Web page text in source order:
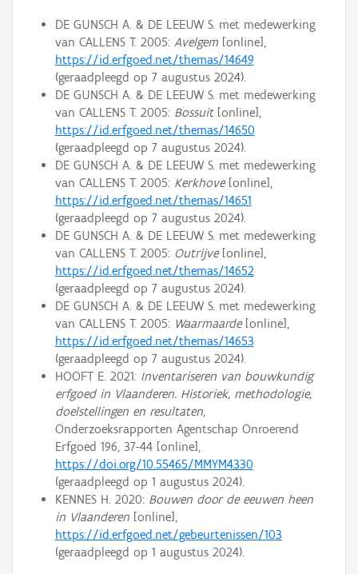
DE GUNSCH A. & DE LEEUW S. met medewerking
van CALLENS T. 2005: Avelgem[online],
https://id.erfgoed.net/themas/14649
(geraadpleegd op 7 augustus 2024).
DE GUNSCH A. & DE LEEUW S. met medewerking
van CALLENS T. 2005: Bossuit[online],
https://id.erfgoed.net/themas/14650
(geraadpleegd op 7 augustus 2024).
DE GUNSCH A. & DE LEEUW S. met medewerking
van CALLENS T. 2005: Kerkhove[online],
https://id.erfgoed.net/themas/14651
(geraadpleegd op 7 augustus 2024).
DE GUNSCH A. & DE LEEUW S. met medewerking
van CALLENS T. 2005: Outrijve[online],
https://id.erfgoed.net/themas/14652
(geraadpleegd op 7 augustus 2024).
DE GUNSCH A. & DE LEEUW S. met medewerking
van CALLENS T. 2005: Waarmaarde[online],
https://id.erfgoed.net/themas/14653
(geraadpleegd op 7 augustus 2024).
HOOFT E. 2021: Inventariseren van bouwkundig
erfgoed in Vlaanderen. Historiek, methodologie,
doelstellingen en resultaten,
Onderzoeksrapporten Agentschap Onroerend
Erfgoed 196, 37-44 [online],
https://doi.org/10.55465/MMYM4330
(geraadpleegd op 1 augustus 2024).
KENNES H. 2020: Bouwen door de eeuwen heen
in Vlaanderen[online],
https://id.erfgoed.net/gebeurtenissen/103
(geraadpleegd op 1 augustus 2024).